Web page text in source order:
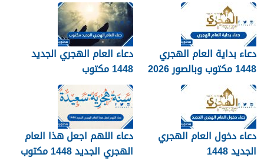
دعاء بداية العام الهجري
1448 مكتوب وبالصور 2026
دعاء العام الهجري الجديد
1448 مكتوب
دعاء دخول العام الهجري
الجديد 1448
دعاء اللهم اجعل هذا العام
الهجري الجديد 1448 مكتوب